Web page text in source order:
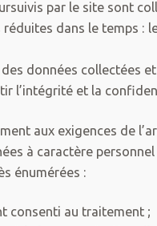
par le site sont
dans le temps :
données collectées
l’intégrité et la
aux exigences de
à caractère
énumérées :
consenti au traitement ;